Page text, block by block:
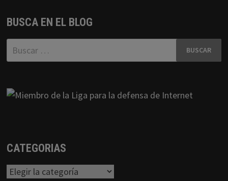
BUSCA EN EL BLOG
Buscar:
CATEGORIAS
Categorias